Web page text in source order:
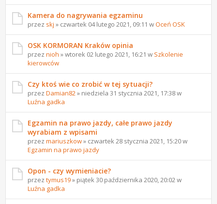
Kamera do nagrywania egzaminu
przez skj » czwartek 04 lutego 2021, 09:11 wOceń OSK
OSK KORMORAN Kraków opinia
przeznioh » wtorek 02 lutego 2021, 16:21 w Szkolenie
kierowców
Czy ktoś wie co zrobić w tej sytuacji?
przezDamian82 » niedziela 31 stycznia 2021, 17:38 w
Luźna gadka
Egzamin na prawo jazdy, całe prawo jazdy
wyrabiam z wpisami
przezmariuszkow» czwartek 28 stycznia 2021, 15:20 w
Egzamin na prawo jazdy
Opon - czy wymieniacie?
przeztymus19» piątek 30 października 2020, 20:02 w
Luźna gadka